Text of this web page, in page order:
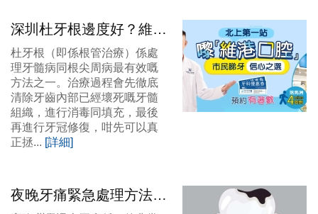
深圳杜牙根邊度好？維港
口腔專業根管治療，杜牙
根後必做牙冠全面解析！
杜牙根（即係根管治療）係處
理牙髓病同根尖周病最有效嘅
方法之一。治療過程會先徹底
清除牙齒內部已經壞死嘅牙髓
組織，進行消毒同填充，最後
再進行牙冠修復，咁先可以真
正拯... [詳細]
夜晚牙痛緊急處理方法？